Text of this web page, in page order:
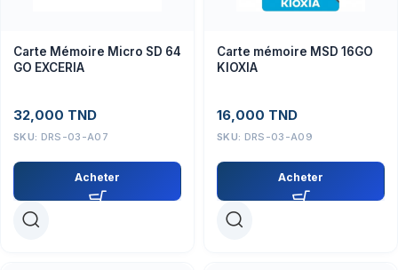
Carte Mémoire Micro SD 64
GO EXCERIA
32,000 TND
SKU: DRS-03-A07
Acheter
Carte mémoire MSD 16GO
KIOXIA
16,000 TND
SKU: DRS-03-A09
Acheter